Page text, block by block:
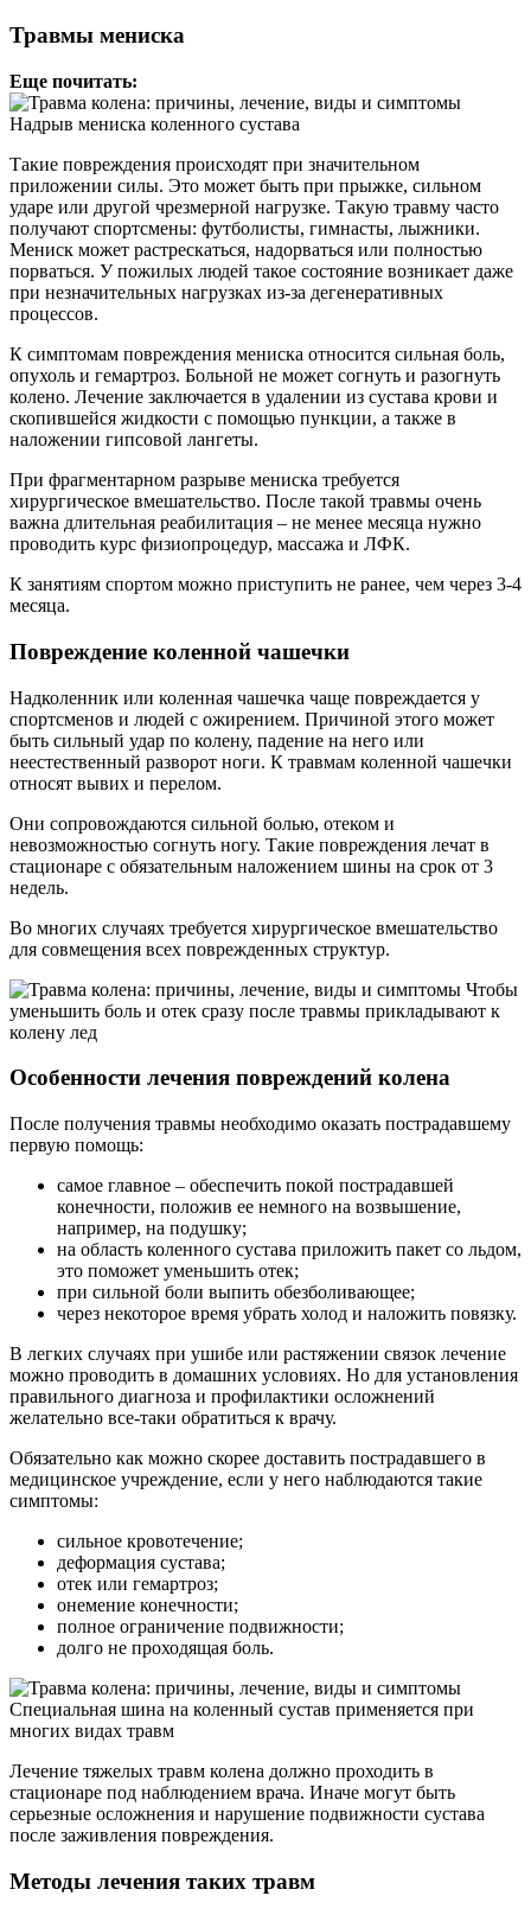
Травмы мениска
Еще почитать:
Надрыв мениска коленного сустава
Такие повреждения происходят при значительном
приложении силы. Это может быть при прыжке, сильном
ударе или другой чрезмерной нагрузке. Такую травму часто
получают спортсмены: футболисты, гимнасты, лыжники.
Мениск может растрескаться, надорваться или полностью
порваться. У пожилых людей такое состояние возникает даже
при незначительных нагрузках из-за дегенеративных
процессов.
К симптомам повреждения мениска относится сильная боль,
опухоль и гемартроз. Больной не может согнуть и разогнуть
колено. Лечение заключается в удалении из сустава крови и
скопившейся жидкости с помощью пункции, а также в
наложении гипсовой лангеты.
При фрагментарном разрыве мениска требуется
хирургическое вмешательство. После такой травмы очень
важна длительная реабилитация – не менее месяца нужно
проводить курс физиопроцедур, массажа и ЛФК.
К занятиям спортом можно приступить не ранее, чем через 3-4
месяца.
Повреждение коленной чашечки
Надколенник или коленная чашечка чаще повреждается у
спортсменов и людей с ожирением. Причиной этого может
быть сильный удар по колену, падение на него или
неестественный разворот ноги. К травмам коленной чашечки
относят вывих и перелом.
Они сопровождаются сильной болью, отеком и
невозможностью согнуть ногу. Такие повреждения лечат в
стационаре с обязательным наложением шины на срок от 3
недель.
Во многих случаях требуется хирургическое вмешательство
для совмещения всех поврежденных структур.
Чтобы
уменьшить боль и отек сразу после травмы прикладывают к
колену лед
Особенности лечения повреждений колена
После получения травмы необходимо оказать пострадавшему
первую помощь:
самое главное – обеспечить покой пострадавшей
конечности, положив ее немного на возвышение,
например, на подушку;
на область коленного сустава приложить пакет со льдом,
это поможет уменьшить отек;
при сильной боли выпить обезболивающее;
через некоторое время убрать холод и наложить повязку.
В легких случаях при ушибе или растяжении связок лечение
можно проводить в домашних условиях. Но для установления
правильного диагноза и профилактики осложнений
желательно все-таки обратиться к врачу.
Обязательно как можно скорее доставить пострадавшего в
медицинское учреждение, если у него наблюдаются такие
симптомы:
сильное кровотечение;
деформация сустава;
отек или гемартроз;
онемение конечности;
полное ограничение подвижности;
долго не проходящая боль.
Специальная шина на коленный сустав применяется при
многих видах травм
Лечение тяжелых травм колена должно проходить в
стационаре под наблюдением врача. Иначе могут быть
серьезные осложнения и нарушение подвижности сустава
после заживления повреждения.
Методы лечения таких травм